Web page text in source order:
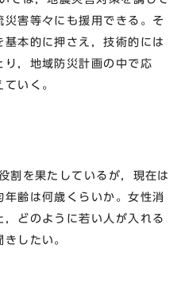
害等々にも援用できる。そ
本的に押さえ，技術的には
，地域防災計画の中で応
いく。
を果たしているが，現在は
齢は何歳くらいか。女性消
どのように若い人が入れる
したい。